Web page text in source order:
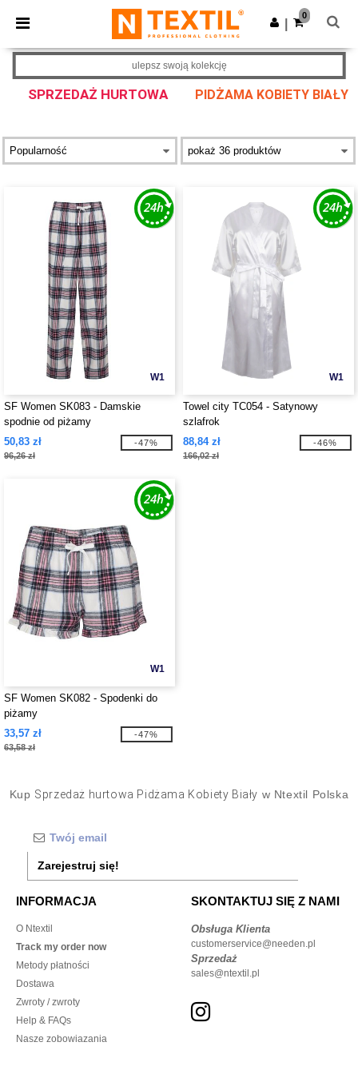
× Aplikacja Ntextil
Lepsze ceny w aplikacji!
Pobierz app
0
SPRZEDAŻ HURTOWA PIDŻAMA KOBIETY BIAŁY
ulepsz swoją kolekcję
W1
SF Women SK083 - Damskie
spodnie od piżamy
50,83 zł
96,26 zł
-47%
W1
Towel city TC054 - Satynowy
szlafrok
88,84 zł
166,02 zł
-46%
W1
SF Women SK082 - Spodenki do
piżamy
33,57 zł
63,58 zł
-47%
Kup Sprzedaż hurtowa Pidżama Kobiety Biały w Ntextil Polska
Zarejestruj się!
INFORMACJA
O Ntextil
Track my order now
Metody płatności
Dostawa
Zwroty / zwroty
Help & FAQs
Nasze zobowiazania
SKONTAKTUJ SIĘ Z NAMI
Obsługa Klienta
customerservice@needen.pl
Sprzedaż
sales@ntextil.pl